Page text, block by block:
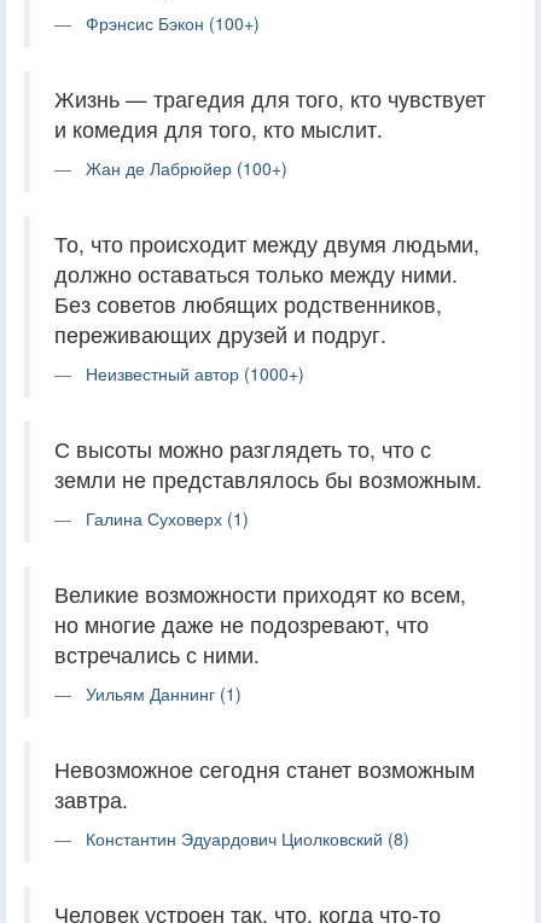
Фрэнсис Бэкон (100+)
Жизнь — трагедия для того, кто чувствует
и комедия для того, кто мыслит.
Жан де Лабрюйер (100+)
То, что происходит между двумя людьми,
должно оставаться только между ними.
Без советов любящих родственников,
переживающих друзей и подруг.
Неизвестный автор (1000+)
С высоты можно разглядеть то, что с
земли не представлялось бы возможным.
Галина Суховерх (1)
Великие возможности приходят ко всем,
но многие даже не подозревают, что
встречались с ними.
Уильям Даннинг (1)
Невозможное сегодня станет возможным
завтра.
Константин Эдуардович Циолковский (8)
Человек устроен так, что, когда что-то